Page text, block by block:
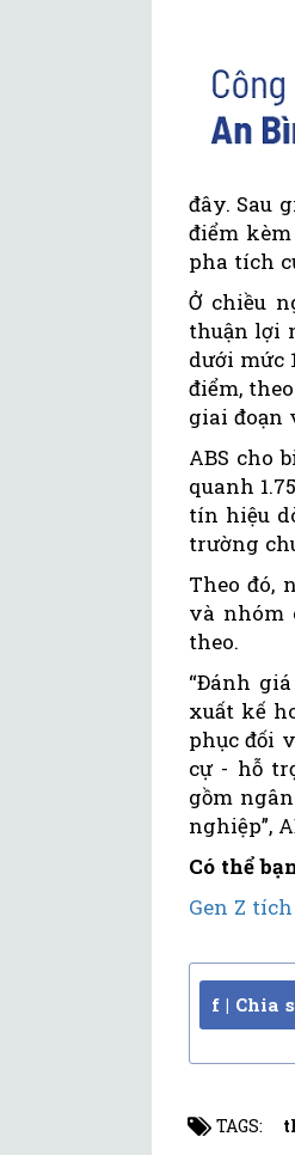
đây. Sau
điểm
pha tích
Ở chiều
thuận lợi
dưới mức
điểm,
giai đoạn
ABS cho
quanh
tín hiệu
trường
Theo đó,
và nhóm
theo.
“Đánh
xuất kế
phục đối
cự - hỗ
gồm
nghiệp”,
Có thể
Gen Z
f | Chia
TAGS: